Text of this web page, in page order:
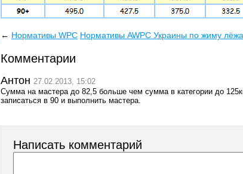
← Нормативы WPC Нормативы AWPC Украины по жиму
Комментарии
Антон 27.02.2013, 15:02
Сумма на мастера до 82,5 больше чем сумма в категории до
записаться в 90 и выполнить мастера.
Написать комментарий